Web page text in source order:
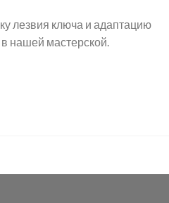
лезвия ключа и адаптацию
нашей мастерской.